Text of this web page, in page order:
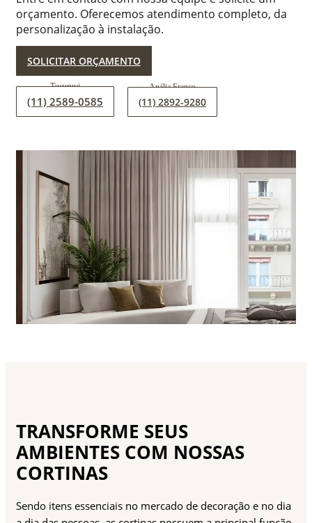
orçamento. Oferecemos atendimento completo, da
personalização à instalação.
SOLICITAR ORÇAMENTO
(11) 2589-0585 (11) 2892-9280
TRANSFORME SEUS
AMBIENTES COM NOSSAS
CORTINAS
Sendo itens essenciais no mercado de decoração e no dia